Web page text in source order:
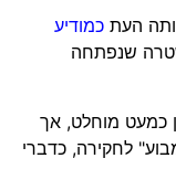
העת כמודיע
שנפתחה
כמעט מוחלט, אך
לחקירה, כדברי